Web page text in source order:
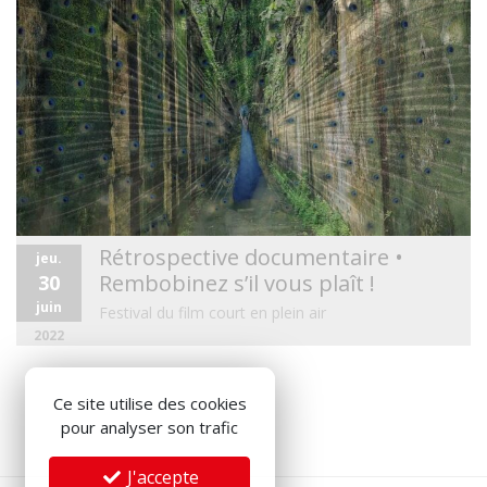
jeu.
30
juin
2022
Rétrospective documentaire •
Rembobinez s’il vous plaît !
Festival du film court en plein air
Ce site utilise des cookies
pour analyser son trafic
J'accepte